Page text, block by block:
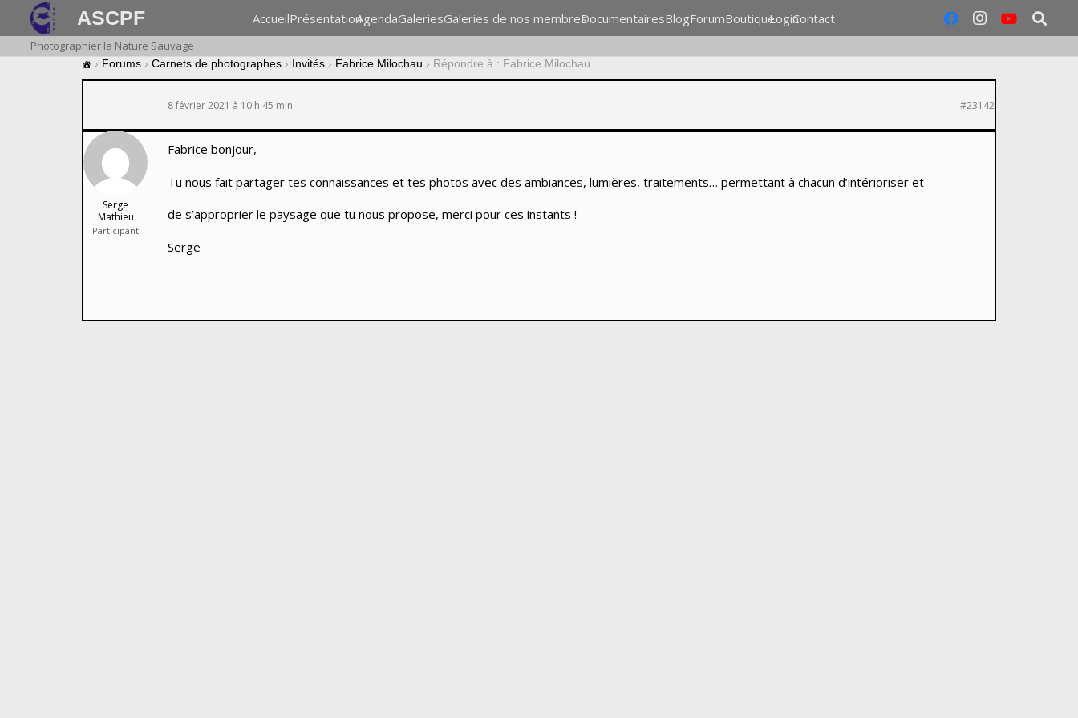
ASCPF AccueilPrésentationAgendaGaleriesGaleries de nos membresDocumentairesBlogForumBoutiqueLoginContact
Photographier la Nature Sauvage
› Forums › Carnets de photographes › Invités › Fabrice Milochau › Répondre à : Fabrice Milochau
8 février 2021 à 10 h 45 min #23142
Serge
Mathieu
Participant
Fabrice bonjour,
Tu nous fait partager tes connaissances et tes photos avec des ambiances, lumières, traitements… permettant à chacun d’intérioriser et
de s’approprier le paysage que tu nous propose, merci pour ces instants !
Serge